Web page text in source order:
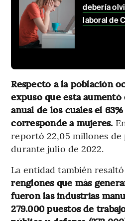
debería
laboral de
Respecto a la población
expuso que esta aumentó
anual de los cuales el
corresponde a mujeres.
reportó 22,05 millones de
durante julio de 2022.
La entidad también
renglones que más
fueron las industrias
279.000 puestos de